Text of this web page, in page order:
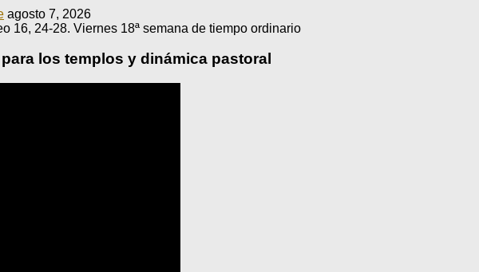
agosto 7, 2026
16, 24-28. Viernes 18ª semana de tiempo ordinario
los templos y dinámica pastoral